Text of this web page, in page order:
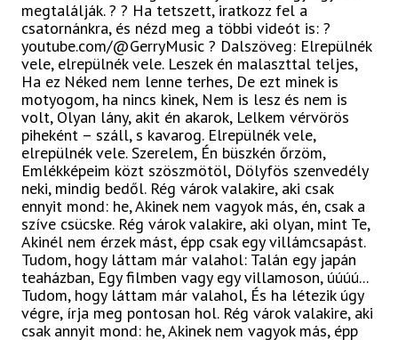
megtalálják. ? ? Ha tetszett, iratkozz fel a
csatornánkra, és nézd meg a többi videót is: ?
youtube.com/@GerryMusic ? Dalszöveg: Elrepülnék
vele, elrepülnék vele. Leszek én malaszttal teljes,
Ha ez Néked nem lenne terhes, De ezt minek is
motyogom, ha nincs kinek, Nem is lesz és nem is
volt, Olyan lány, akit én akarok, Lelkem vérvörös
piheként – száll, s kavarog. Elrepülnék vele,
elrepülnék vele. Szerelem, Én büszkén őrzöm,
Emlékképeim közt szöszmötöl, Dölyfös szenvedély
neki, mindig bedől. Rég várok valakire, aki csak
ennyit mond: he, Akinek nem vagyok más, én, csak a
szíve csücske. Rég várok valakire, aki olyan, mint Te,
Akinél nem érzek mást, épp csak egy villámcsapást.
Tudom, hogy láttam már valahol: Talán egy japán
teaházban, Egy filmben vagy egy villamoson, úúúú...
Tudom, hogy láttam már valahol, És ha létezik úgy
végre, írja meg pontosan hol. Rég várok valakire, aki
csak annyit mond: he, Akinek nem vagyok más, épp